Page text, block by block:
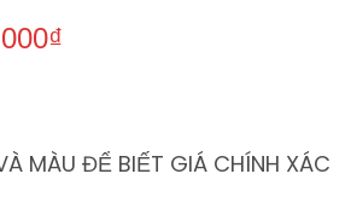
₫
MÀU ĐỂ BIẾT GIÁ CHÍNH XÁC